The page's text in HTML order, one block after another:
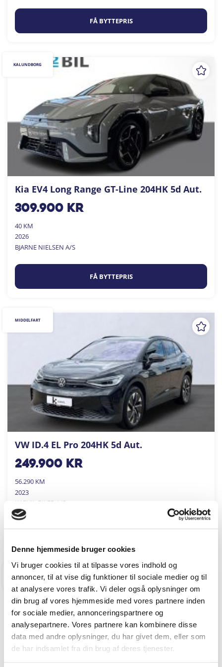
Denne hjemmeside bruger cookies
Vi bruger cookies til at tilpasse vores indhold og
annoncer, til at vise dig funktioner til sociale medier og til
at analysere vores trafik. Vi deler også oplysninger om
din brug af vores hjemmeside med vores partnere inden
for sociale medier, annonceringspartnere og
analysepartnere. Vores partnere kan kombinere disse
data med andre oplysninger, du har givet dem, eller som
de har indsamlet fra din brug af deres tjenester.
FÅ BYTTEPRIS
Kia EV4 Long Range GT-Line 204HK 5d Aut.
309.900kr
40 KM
2026
BJARNE NIELSEN A/S
FÅ BYTTEPRIS
KALUNDBORG
VW ID.4 EL Pro 204HK 5d Aut.
249.900kr
56.290 KM
2023
KARVIL BILER A/S
MIDDELFART
RINGKØBING